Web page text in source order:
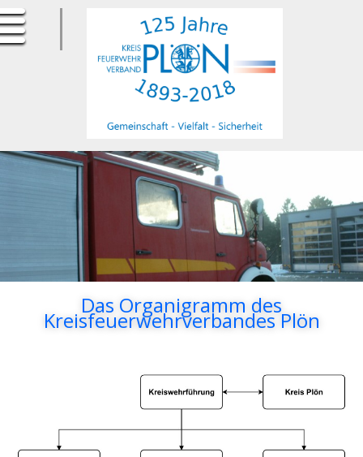
ErfurtApotheke.com
Das Organigramm des
Kreisfeuerwehrverbandes Plön